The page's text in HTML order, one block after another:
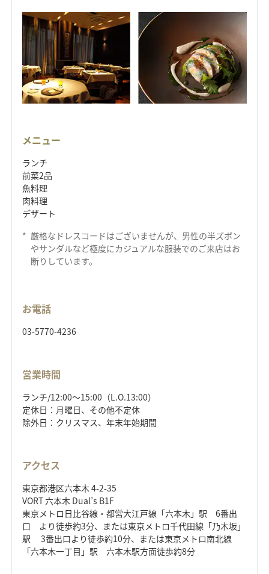
メニュー
ランチ
前菜2品
魚料理
肉料理
デザート
* 厳格なドレスコードはございませんが、男性の半ズボン
やサンダルなど極度にカジュアルな服装でのご来店はお
断りしています。
お電話
03-5770-4236
営業時間
ランチ/12:00～15:00（L.O.13:00）
定休日：月曜日、その他不定休
除外日：クリスマス、年末年始期間
アクセス
東京都港区六本木 4-2-35
VORT 六本木 Dual’s B1F
東京メトロ日比谷線・都営大江戸線「六本木」駅 6番出
口 より徒歩約3分、または東京メトロ千代田線「乃木坂」
駅 3番出口より徒歩約10分、または東京メトロ南北線
「六本木一丁目」駅 六本木駅方面徒歩約8分